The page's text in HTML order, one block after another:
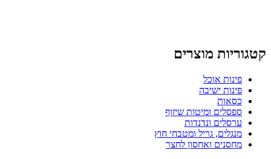
קטגוריות מוצרים
פינות אוכל
פינות ישיבה
כסאות
ספסלים ומיטות שיזוף
ערסלים ונדנדות
מנגלים, גריל ומטבחי חוץ
מחסנים ואחסון לחצר